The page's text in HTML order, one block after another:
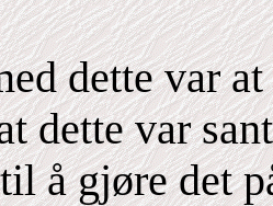
dette var
dette var
å gjøre det